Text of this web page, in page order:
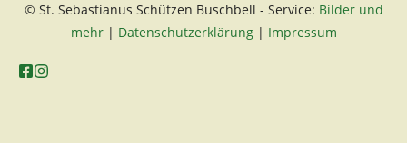
© St. Sebastianus Schützen Buschbell - Service: Bilder und
mehr| Datenschutzerklärung| Impressum